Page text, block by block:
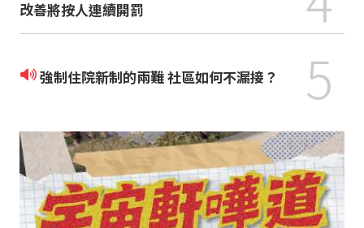
改善將按人連續開罰
強制住院新制的兩難 社區如何不漏接？ 5